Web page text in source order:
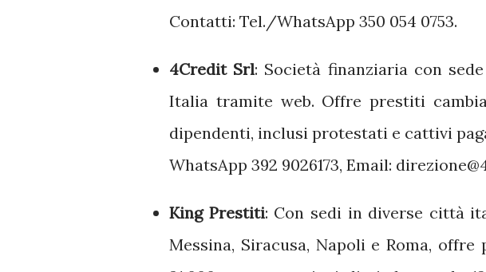
Contatti: Tel./WhatsApp 350 054 0753.
4Credit Srl: Società finanziaria con
Italia tramite web. Offre prestiti
dipendenti, inclusi protestati e cattivi
WhatsApp 392 9026173, Email:
King Prestiti: Con sedi in diverse città
Messina, Siracusa, Napoli e Roma,